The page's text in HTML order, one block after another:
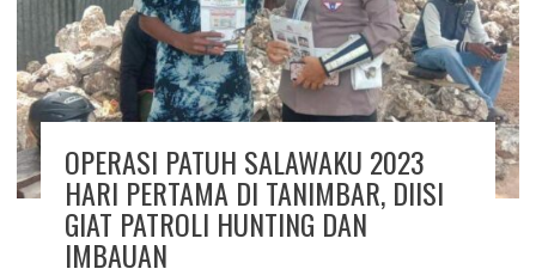
OPERASI PATUH SALAWAKU 2023
HARI PERTAMA DI TANIMBAR, DIISI
GIAT PATROLI HUNTING DAN
IMBAUAN